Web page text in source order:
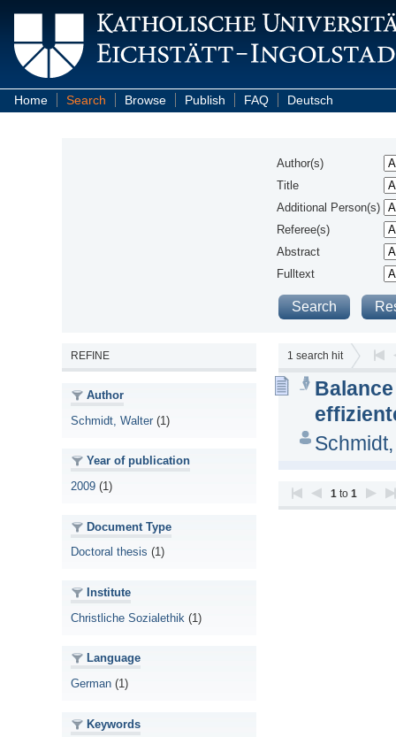
Home Search Browse Publish FAQ Deutsch
Author(s)
Title
Additional Person(s)
Referee(s)
Abstract
Fulltext
REFINE
Author
Schmidt, Walter (1)
Year of publication
2009 (1)
Document Type
Doctoral thesis (1)
Institute
Christliche Sozialethik (1)
Language
German (1)
Keywords
1 search hit
1 to 1